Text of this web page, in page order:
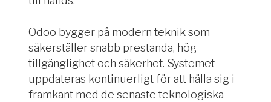
Odoo bygger på modern teknik som
säkerställer snabb prestanda, hög
tillgänglighet och säkerhet. Systemet
uppdateras kontinuerligt för att hålla sig i
framkant med de senaste teknologiska